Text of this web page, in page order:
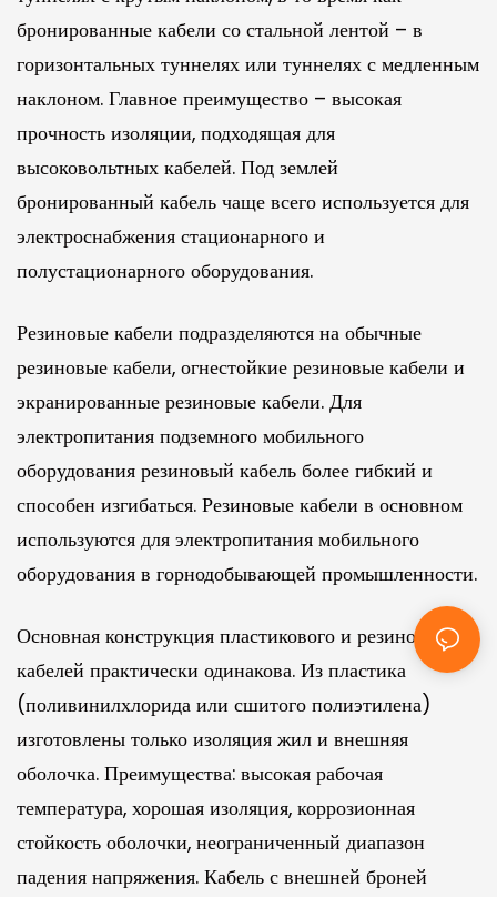
бронированные кабели со стальной лентой – в
горизонтальных туннелях или туннелях с медленным
наклоном. Главное преимущество – высокая
прочность изоляции, подходящая для
высоковольтных кабелей. Под землей
бронированный кабель чаще всего используется для
электроснабжения стационарного и
полустационарного оборудования.
Резиновые кабели подразделяются на обычные
резиновые кабели, огнестойкие резиновые кабели и
экранированные резиновые кабели. Для
электропитания подземного мобильного
оборудования резиновый кабель более гибкий и
способен изгибаться. Резиновые кабели в основном
используются для электропитания мобильного
оборудования в горнодобывающей промышленности.
Основная конструкция пластикового и резинового
кабелей практически одинакова. Из пластика
(поливинилхлорида или сшитого полиэтилена)
изготовлены только изоляция жил и внешняя
оболочка. Преимущества: высокая рабочая
температура, хорошая изоляция, коррозионная
стойкость оболочки, неограниченный диапазон
падения напряжения. Кабель с внешней броней